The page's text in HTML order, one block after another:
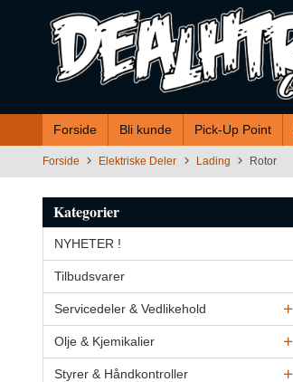
innholdet
Forside Bli kunde Pick-Up Point
Forside Elektriske Deler Lading Rotor
Kategorier
NYHETER !
Tilbudsvarer
Servicedeler & Vedlikehold
Olje & Kjemikalier
Styrer & Håndkontroller